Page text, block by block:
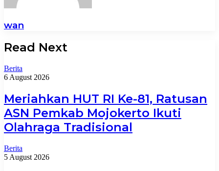
wan
Read Next
Berita
6 August 2026
Meriahkan HUT RI Ke-81, Ratusan
ASN Pemkab Mojokerto Ikuti
Olahraga Tradisional
Berita
5 August 2026